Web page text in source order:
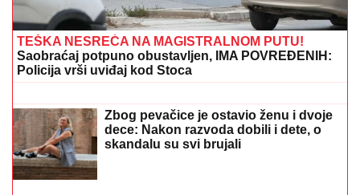
TEŠKA NESREĆA NA MAGISTRALNOM PUTU!
Saobraćaj potpuno obustavljen, IMA POVREĐENIH:
Policija vrši uviđaj kod Stoca
JASENOVIKA!Strahuje se da ima
TEŠKO POVREĐENIH, sve vrvi od
policije i Hitne pomoći (FOTO)